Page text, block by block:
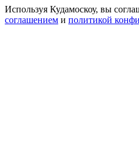
Используя Кудамоскоу, вы
соглашением и политикой